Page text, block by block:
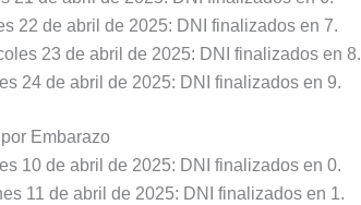
22 de abril de 2025: DNI finalizados en 7.
23 de abril de 2025: DNI finalizados en 8.
24 de abril de 2025: DNI finalizados en 9.
Embarazo
10 de abril de 2025: DNI finalizados en 0.
11 de abril de 2025: DNI finalizados en 1.